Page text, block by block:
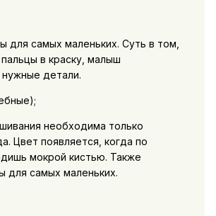
для самых маленьких. Суть в том,
в краску, малыш
детали.
необходима только
Цвет появляется, когда по
мокрой кистью. Также
для самых маленьких.